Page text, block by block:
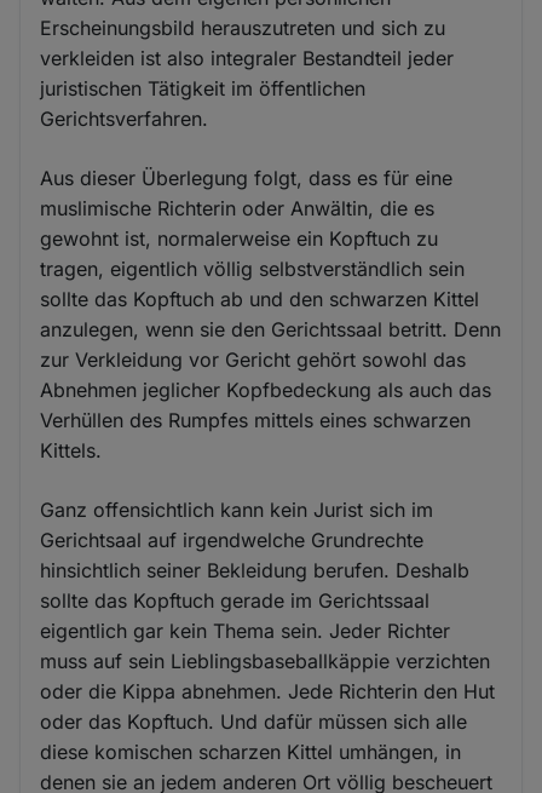
Erscheinungsbild herauszutreten und sich zu
verkleiden ist also integraler Bestandteil jeder
juristischen Tätigkeit im öffentlichen
Gerichtsverfahren.
Aus dieser Überlegung folgt, dass es für eine
muslimische Richterin oder Anwältin, die es
gewohnt ist, normalerweise ein Kopftuch zu
tragen, eigentlich völlig selbstverständlich sein
sollte das Kopftuch ab und den schwarzen Kittel
anzulegen, wenn sie den Gerichtssaal betritt. Denn
zur Verkleidung vor Gericht gehört sowohl das
Abnehmen jeglicher Kopfbedeckung als auch das
Verhüllen des Rumpfes mittels eines schwarzen
Kittels.
Ganz offensichtlich kann kein Jurist sich im
Gerichtsaal auf irgendwelche Grundrechte
hinsichtlich seiner Bekleidung berufen. Deshalb
sollte das Kopftuch gerade im Gerichtssaal
eigentlich gar kein Thema sein. Jeder Richter
muss auf sein Lieblingsbaseballkäppie verzichten
oder die Kippa abnehmen. Jede Richterin den Hut
oder das Kopftuch. Und dafür müssen sich alle
diese komischen scharzen Kittel umhängen, in
denen sie an jedem anderen Ort völlig bescheuert